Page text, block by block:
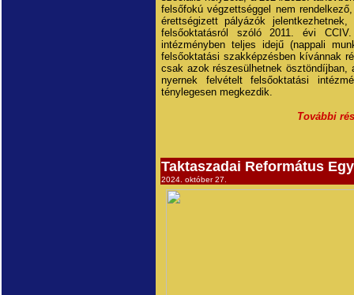
felsőfokú végzettséggel nem
érettségizett pályázók
felsőoktatásról szóló 2011. évi
intézményben teljes idejű (nappali
felsőoktatási szakképzésben kívánnak
csak azok részesülhetnek ösztöndíjban,
nyernek felvételt felsőoktatási
ténylegesen megkezdik.
További
Taktaszadai Református
2024. október 27.